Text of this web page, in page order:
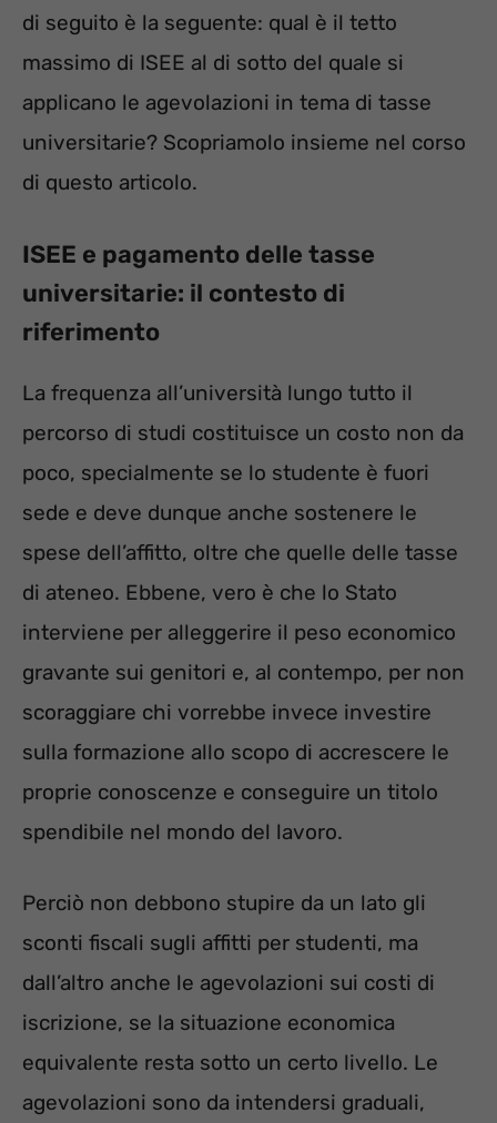
di seguito è la seguente: qual è il tetto
massimo di ISEE al di sotto del quale si
applicano le agevolazioni in tema di tasse
universitarie? Scopriamolo insieme nel corso
di questo articolo.
ISEE e pagamento delle tasse
universitarie: il contesto di
riferimento
La frequenza all’università lungo tutto il
percorso di studi costituisce un costo non da
poco, specialmente se lo studente è fuori
sede e deve dunque anche sostenere le
spese dell’affitto, oltre che quelle delle tasse
di ateneo. Ebbene, vero è che lo Stato
interviene per alleggerire il peso economico
gravante sui genitori e, al contempo, per non
scoraggiare chi vorrebbe invece investire
sulla formazione allo scopo di accrescere le
proprie conoscenze e conseguire un titolo
spendibile nel mondo del lavoro.
Perciò non debbono stupire da un lato gli
sconti fiscali sugli affitti per studenti, ma
dall’altro anche le agevolazioni sui costi di
iscrizione, se la situazione economica
equivalente resta sotto un certo livello. Le
agevolazioni sono da intendersi graduali,